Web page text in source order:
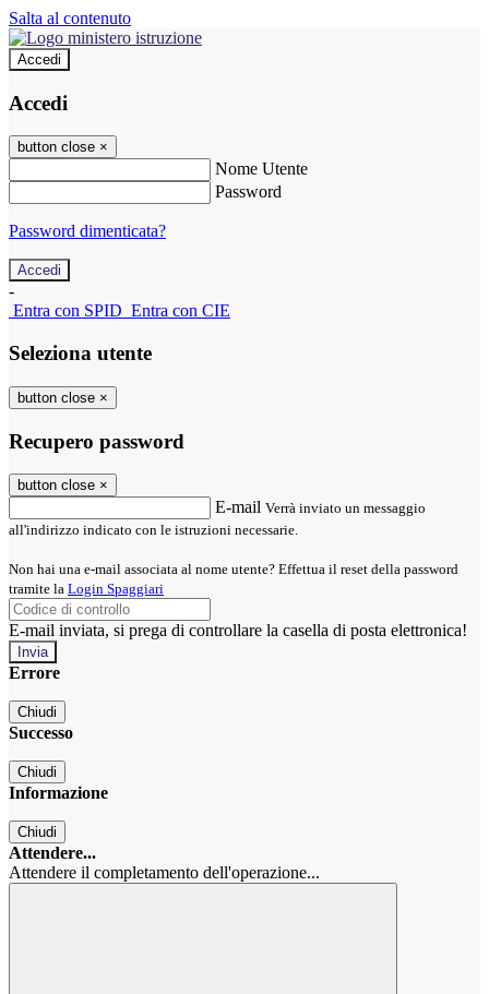
Salta al contenuto
Accedi
Accedi
button close ×
Nome Utente
Password
Password dimenticata?
-
Entra con SPID Entra con CIE
Seleziona utente
button close ×
Recupero password
button close ×
E-mail Verrà inviato un messaggio
all'indirizzo indicato con le istruzioni necessarie.
Non hai una e-mail associata al nome utente? Effettua il reset della password
tramite la Login Spaggiari
E-mail inviata, si prega di controllare la casella di posta elettronica!
Errore
Chiudi
Successo
Chiudi
Informazione
Chiudi
Attendere...
Attendere il completamento dell'operazione...